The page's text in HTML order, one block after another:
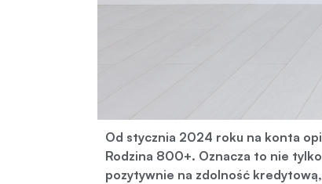
Od stycznia 2024 roku na konta
Rodzina 800+. Oznacza to nie
pozytywnie na zdolność